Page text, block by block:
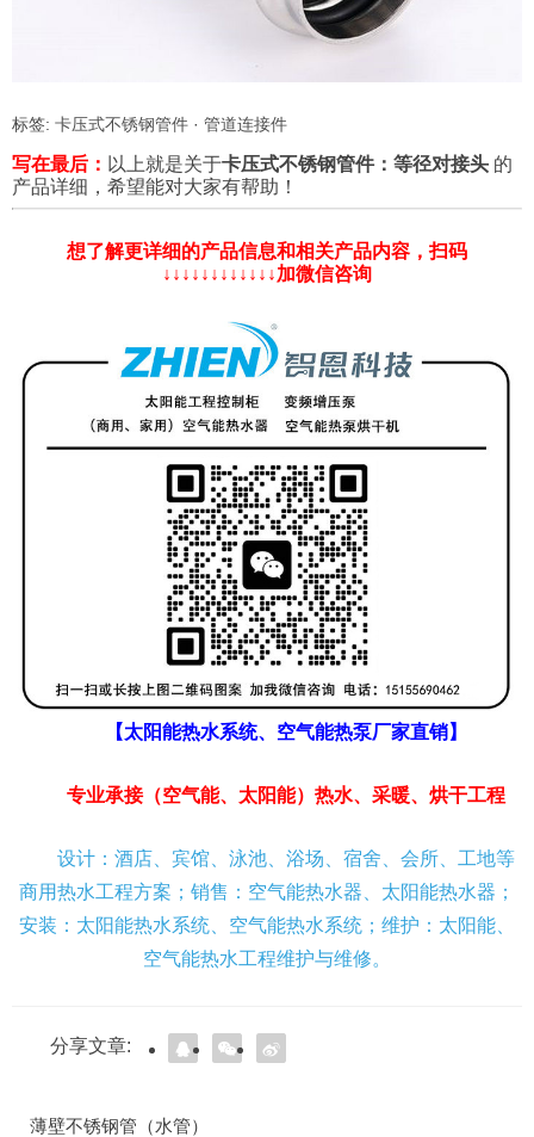
标签: 卡压式不锈钢管件 · 管道连接件
写在最后： 以上就是关于卡压式不锈钢管件：等径对接头 的
产品详细，希望能对大家有帮助！
想了解更详细的产品信息和相关产品内容，扫码
↓↓↓↓↓↓↓↓↓↓↓↓加微信咨询
【太阳能热水系统、空气能热泵厂家直销】
专业承接（空气能、太阳能）热水、采暖、烘干工程
设计：酒店、宾馆、泳池、浴场、宿舍、会所、工地等
商用热水工程方案；销售：空气能热水器、太阳能热水器；
安装：太阳能热水系统、空气能热水系统；维护：太阳能、
空气能热水工程维护与维修。
分享文章:
薄壁不锈钢管（水管）